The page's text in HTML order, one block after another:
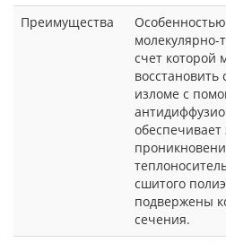
Преимущества
Особенностью
молекулярно-
счет которой
восстановить
изломе с
сшитого
подвержены
сечения.